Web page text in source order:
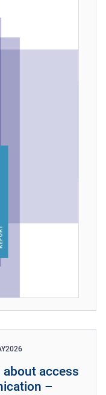
2026
access
–